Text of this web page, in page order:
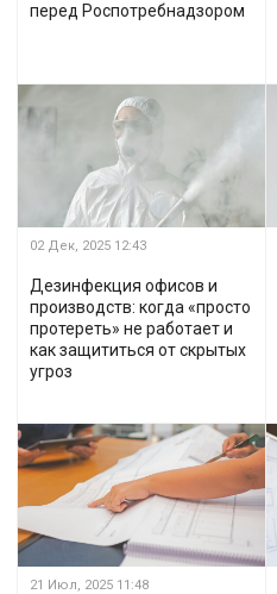
перед Роспотребнадзором
02 Дек, 2025 12:43
Дезинфекция офисов и
производств: когда «просто
протереть» не работает и
как защититься от скрытых
угроз
21 Июл, 2025 11:48